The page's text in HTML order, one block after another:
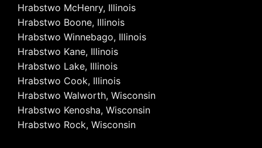
Hrabstwo McHenry, Illinois
Hrabstwo Boone, Illinois
Hrabstwo Winnebago, Illinois
Hrabstwo Kane, Illinois
Hrabstwo Lake, Illinois
Hrabstwo Cook, Illinois
Hrabstwo Walworth, Wisconsin
Hrabstwo Kenosha, Wisconsin
Hrabstwo Rock, Wisconsin